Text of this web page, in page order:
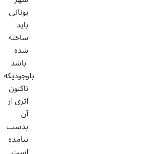
یونانی
باید
ساخته
شده
باوجودیکه
تاکنون
اثری از
آن
بدست
نیامده